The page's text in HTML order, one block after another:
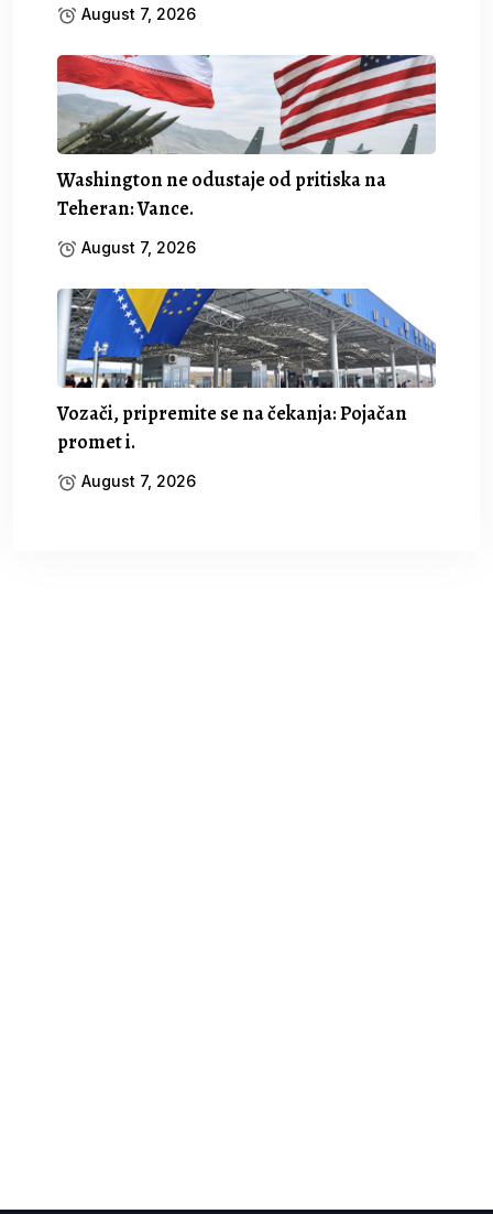
August 7, 2026
Washington ne odustaje od pritiska na
Teheran: Vance.
August 7, 2026
Vozači, pripremite se na čekanja: Pojačan
promet i.
August 7, 2026